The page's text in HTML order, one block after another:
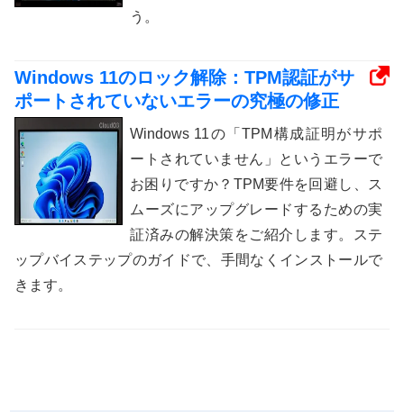
う。
Windows 11のロック解除：TPM認証がサ
ポートされていないエラーの究極の修正
Windows 11の「TPM構成証明がサポ
ートされていません」というエラーで
お困りですか？TPM要件を回避し、ス
ムーズにアップグレードするための実
証済みの解決策をご紹介します。ステ
ップバイステップのガイドで、手間なくインストールで
きます。